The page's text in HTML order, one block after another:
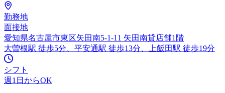
勤務地
面接地
愛知県名古屋市東区矢田南5-1-11 矢田南貸店舗1階
大曽根駅 徒歩5分、平安通駅 徒歩13分、上飯田駅 徒歩19分
シフト
週1日からOK